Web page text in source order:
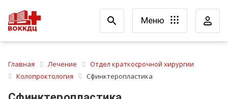
Меню
Главная Лечение
Отдел краткосрочной хирургии
Колопроктология
Сфинктеропластика